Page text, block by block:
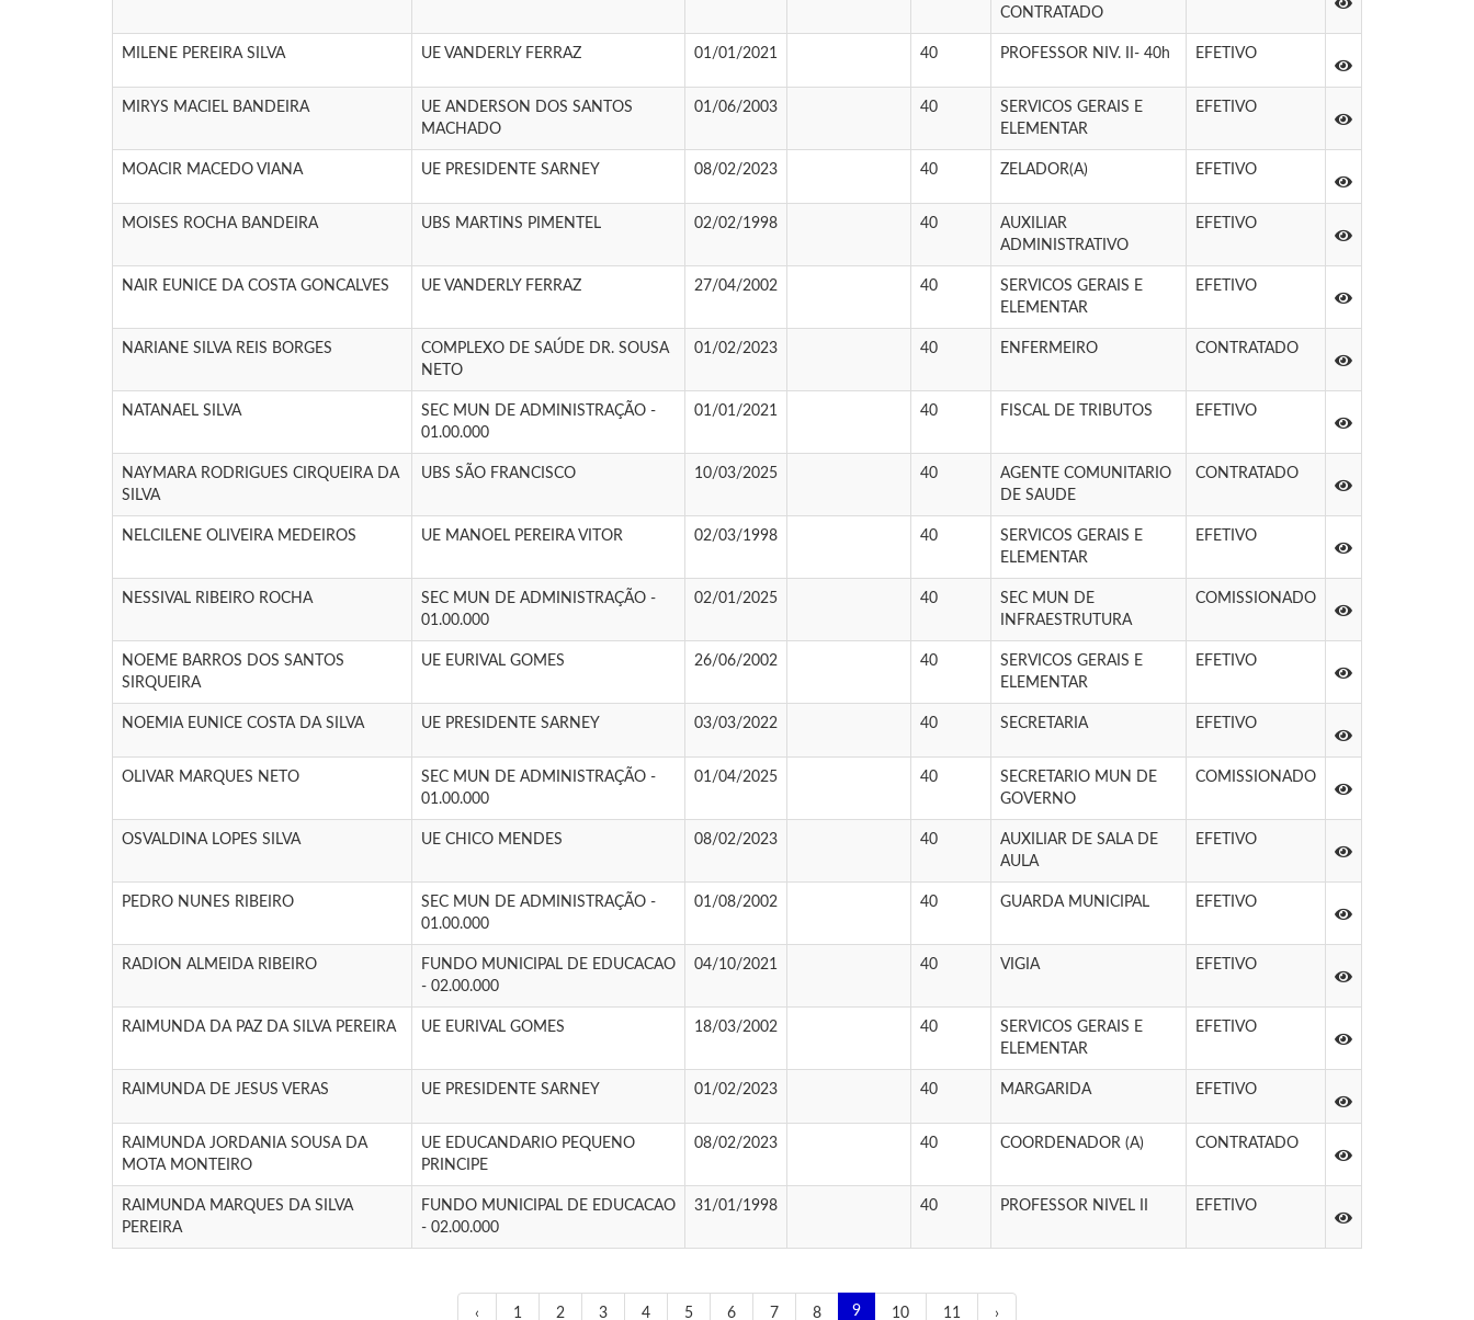
CONTRATADO
MILENE PEREIRA SILVA UE VANDERLY FERRAZ 01/01/2021 40 PROFESSOR NIV. II- 40h EFETIVO
MIRYS MACIEL BANDEIRA
UE ANDERSON DOS SANTOS
MACHADO
01/06/2003 40
SERVICOS GERAIS E
ELEMENTAR
EFETIVO
MOACIR MACEDO VIANA UE PRESIDENTE SARNEY 08/02/2023 40 ZELADOR(A) EFETIVO
MOISES ROCHA BANDEIRA UBS MARTINS PIMENTEL 02/02/1998 40
AUXILIAR
ADMINISTRATIVO
EFETIVO
NAIR EUNICE DA COSTA GONCALVES UE VANDERLY FERRAZ 27/04/2002 40
SERVICOS GERAIS E
ELEMENTAR
EFETIVO
NARIANE SILVA REIS BORGES
COMPLEXO DE SAÚDE DR. SOUSA
NETO
01/02/2023 40 ENFERMEIRO CONTRATADO
NATANAEL SILVA
SEC MUN DE ADMINISTRAÇÃO -
01.00.000
01/01/2021 40 FISCAL DE TRIBUTOS EFETIVO
NAYMARA RODRIGUES CIRQUEIRA DA
SILVA
UBS SÃO FRANCISCO 10/03/2025 40
AGENTE COMUNITARIO
DE SAUDE
CONTRATADO
NELCILENE OLIVEIRA MEDEIROS UE MANOEL PEREIRA VITOR 02/03/1998 40
SERVICOS GERAIS E
ELEMENTAR
EFETIVO
NESSIVAL RIBEIRO ROCHA
SEC MUN DE ADMINISTRAÇÃO -
01.00.000
02/01/2025 40
SEC MUN DE
INFRAESTRUTURA
COMISSIONADO
NOEME BARROS DOS SANTOS
SIRQUEIRA
UE EURIVAL GOMES 26/06/2002 40
SERVICOS GERAIS E
ELEMENTAR
EFETIVO
NOEMIA EUNICE COSTA DA SILVA UE PRESIDENTE SARNEY 03/03/2022 40 SECRETARIA EFETIVO
OLIVAR MARQUES NETO
SEC MUN DE ADMINISTRAÇÃO -
01.00.000
01/04/2025 40
SECRETARIO MUN DE
GOVERNO
COMISSIONADO
OSVALDINA LOPES SILVA UE CHICO MENDES 08/02/2023 40
AUXILIAR DE SALA DE
AULA
EFETIVO
PEDRO NUNES RIBEIRO
SEC MUN DE ADMINISTRAÇÃO -
01.00.000
01/08/2002 40 GUARDA MUNICIPAL EFETIVO
RADION ALMEIDA RIBEIRO
FUNDO MUNICIPAL DE EDUCACAO
- 02.00.000
04/10/2021 40 VIGIA EFETIVO
RAIMUNDA DA PAZ DA SILVA PEREIRA UE EURIVAL GOMES 18/03/2002 40
SERVICOS GERAIS E
ELEMENTAR
EFETIVO
RAIMUNDA DE JESUS VERAS UE PRESIDENTE SARNEY 01/02/2023 40 MARGARIDA EFETIVO
RAIMUNDA JORDANIA SOUSA DA
MOTA MONTEIRO
UE EDUCANDARIO PEQUENO
PRINCIPE
08/02/2023 40 COORDENADOR (A) CONTRATADO
RAIMUNDA MARQUES DA SILVA
PEREIRA
FUNDO MUNICIPAL DE EDUCACAO
- 02.00.000
31/01/1998 40 PROFESSOR NIVEL II EFETIVO
‹ 1 2 3 4 5 6 7 8 9 10 11 ›